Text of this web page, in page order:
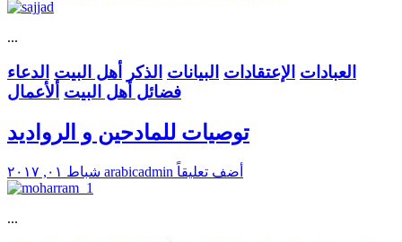
...
العبادات الإعتقادات البيانات الذكر أهل البيت الدعاء
فضائل أهل البيت ألأعمال
توصيات للمادحين و الرواديد
arabicadmin أضف تعليقاً
...